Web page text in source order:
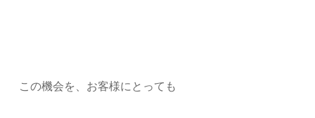
この機会を、お客様にとっても